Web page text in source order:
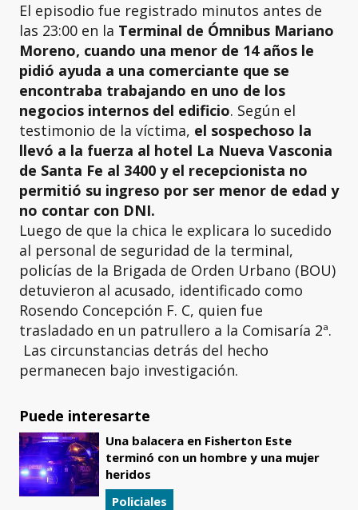
El episodio fue registrado minutos antes de
las 23:00 en la Terminal de Ómnibus Mariano
Moreno, cuando una menor de 14 años le
pidió ayuda a una comerciante que se
encontraba trabajando en uno de los
negocios internos del edificio. Según el
testimonio de la víctima, el sospechoso la
llevó a la fuerza al hotel La Nueva Vasconia
de Santa Fe al 3400 y el recepcionista no
permitió su ingreso por ser menor de edad y
no contar con DNI.
Luego de que la chica le explicara lo sucedido
al personal de seguridad de la terminal,
policías de la Brigada de Orden Urbano (BOU)
detuvieron al acusado, identificado como
Rosendo Concepción F. C, quien fue
trasladado en un patrullero a la Comisaría 2ª.
Las circunstancias detrás del hecho
permanecen bajo investigación.
Puede interesarte
Una balacera en Fisherton Este
terminó con un hombre y una mujer
heridos
Policiales